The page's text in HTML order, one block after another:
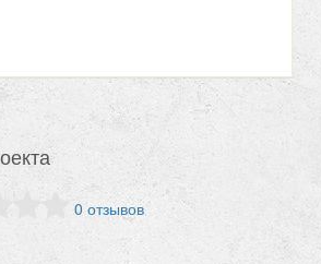
0 отзывов